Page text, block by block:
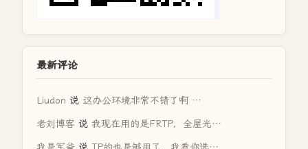
最新评论
Liudon 说 这办公环境非常不错了啊 …
老刘博客 说 我现在用的是FRTP，全屋光…